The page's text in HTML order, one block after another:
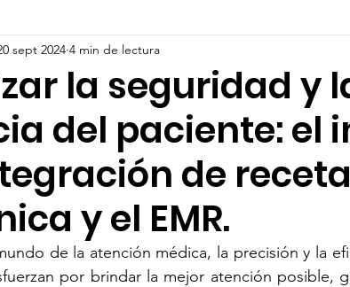
Clínicas Inventory Management
Healthcare Management Sistemas
Real-Time Bed Management
Healthcare Transformation
la seguridad y
del paciente: el
de receta
y el EMR.
sept 2024 4 min de lectura
de la atención médica, la precisión y la
por brindar la mejor atención posible,